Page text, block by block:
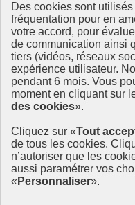
Des cookies sont
fréquentation pour en
votre accord, pour
de communication ainsi
tiers (vidéos, réseaux
expérience utilisateur.
pendant 6 mois. Vous
moment en cliquant sur
des cookies».
Cliquez sur «Tout
de tous les cookies.
n’autoriser que les
aussi paramétrer vos
« Personnaliser».
Suivez-nous sur les réseaux
X - ouvre une
Flux- ouvre une
Agenda 2030
Présentation
En France
En Europe et à
17 Objectifs de
Feuille de route de la